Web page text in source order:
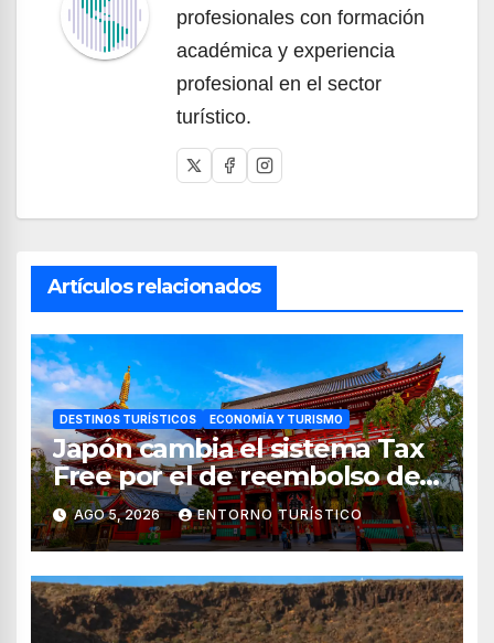
profesionales con formación
académica y experiencia
profesional en el sector
turístico.
Artículos relacionados
DESTINOS TURÍSTICOS ECONOMÍA Y TURISMO
Japón cambia el sistema Tax
Free por el de reembolso de
impuestos desde noviembre
de 2026
AGO 5, 2026 ENTORNO TURÍSTICO